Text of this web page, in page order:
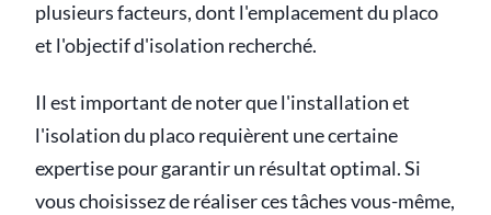
plusieurs facteurs, dont l'emplacement du placo
et l'objectif d'isolation recherché.
Il est important de noter que l'installation et
l'isolation du placo requièrent une certaine
expertise pour garantir un résultat optimal. Si
vous choisissez de réaliser ces tâches vous-même,